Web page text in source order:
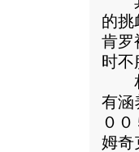
的挑
肯罗
时不
相
有涵
０
姆奇